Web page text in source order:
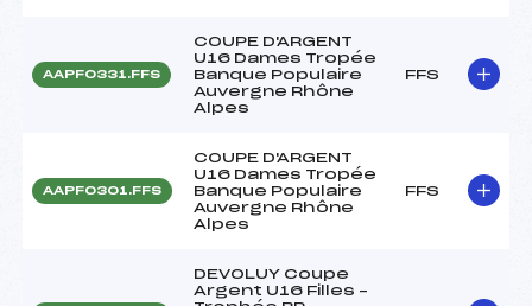
AAPF0331.FFS
COUPE D'ARGENT
U16 Dames Tropée
Banque Populaire
Auvergne Rhône
Alpes
FFS
AAPF0301.FFS
COUPE D'ARGENT
U16 Dames Tropée
Banque Populaire
Auvergne Rhône
Alpes
FFS
DEVOLUY Coupe
Argent U16 Filles –